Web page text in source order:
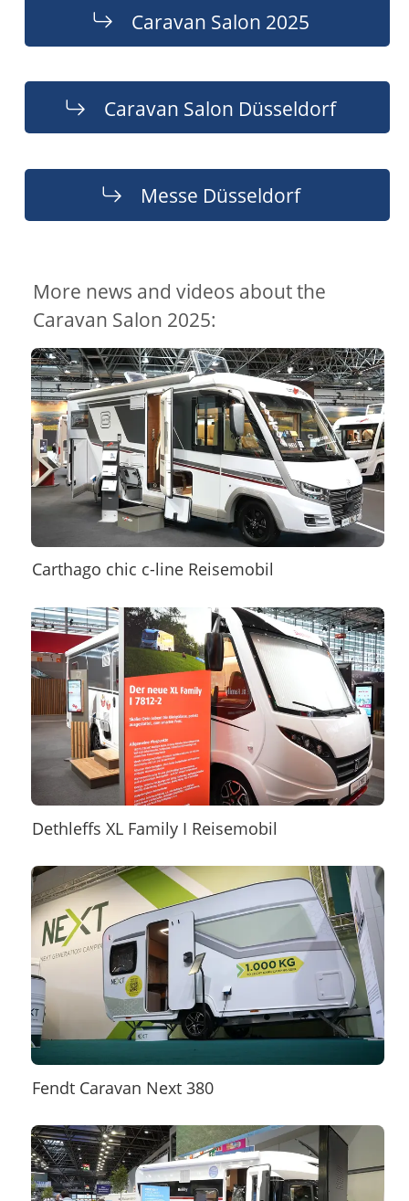
Caravan Salon 2025
Caravan Salon Düsseldorf
Messe Düsseldorf
More news and videos about the
Caravan Salon 2025:
Carthago chic c-line Reisemobil
Dethleffs XL Family I Reisemobil
Fendt Caravan Next 380